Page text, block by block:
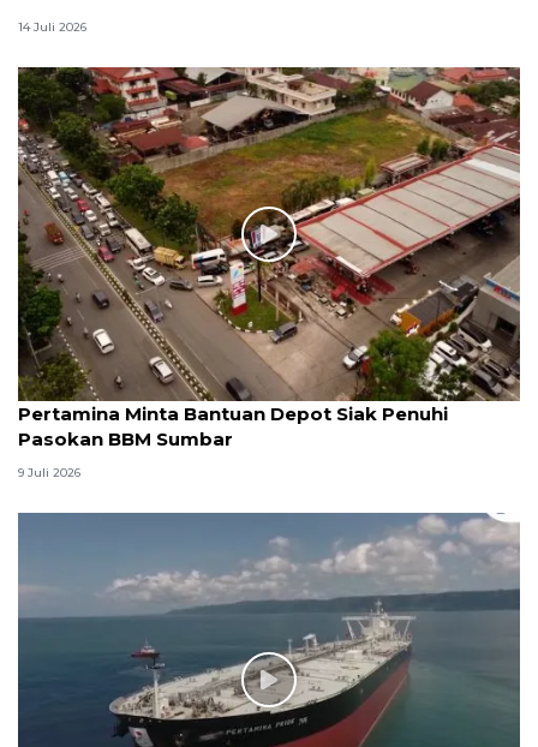
14 Juli 2026
Pertamina Minta Bantuan Depot Siak Penuhi
Pasokan BBM Sumbar
9 Juli 2026